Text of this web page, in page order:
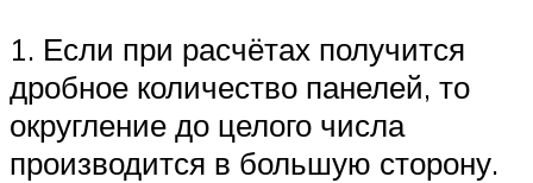
1. Если при расчётах получится
дробное количество панелей, то
округление до целого числа
производится в большую сторону.